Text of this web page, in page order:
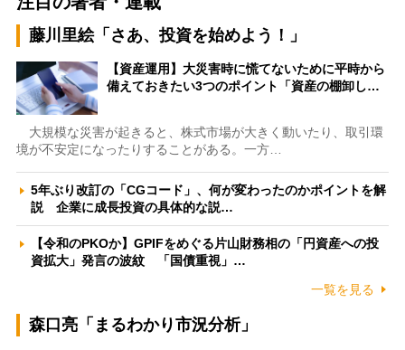
藤川里絵「さあ、投資を始めよう！」
【資産運用】大災害時に慌てないために平時から
備えておきたい3つのポイント「資産の棚卸し…
大規模な災害が起きると、株式市場が大きく動いたり、取引環
境が不安定になったりすることがある。一方…
5年ぶり改訂の「CGコード」、何が変わったのかポイントを解
説 企業に成長投資の具体的な説…
【令和のPKOか】GPIFをめぐる片山財務相の「円資産への投
資拡大」発言の波紋 「国債重視」…
一覧を見る
森口亮「まるわかり市況分析」